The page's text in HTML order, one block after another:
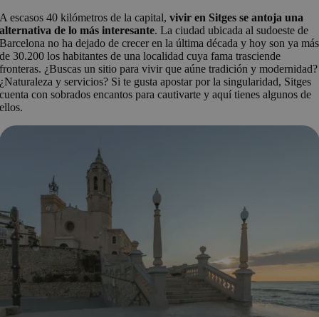
A escasos 40 kilómetros de la capital, vivir en Sitges se antoja una
alternativa de lo más interesante. La ciudad ubicada al sudoeste de
Barcelona no ha dejado de crecer en la última década y hoy son ya más
de 30.200 los habitantes de una localidad cuya fama trasciende
fronteras. ¿Buscas un sitio para vivir que aúne tradición y modernidad?
¿Naturaleza y servicios? Si te gusta apostar por la singularidad, Sitges
cuenta con sobrados encantos para cautivarte y aquí tienes algunos de
ellos.